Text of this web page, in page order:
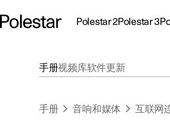
Polestar 2Polestar 3
手册视频库软件更新
手册 音响和媒体 互联网